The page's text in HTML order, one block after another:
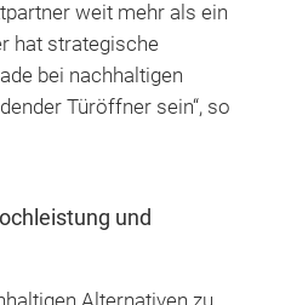
weit mehr als ein
hat strategische
bei nachhaltigen
Türöffner sein“, so
und